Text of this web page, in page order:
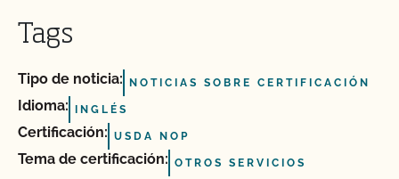
Tags
Tipo de noticia: NOTICIAS SOBRE CERTIFICACIÓN
Idioma: INGLÉS
Certificación: USDA NOP
Tema de certificación: OTROS SERVICIOS